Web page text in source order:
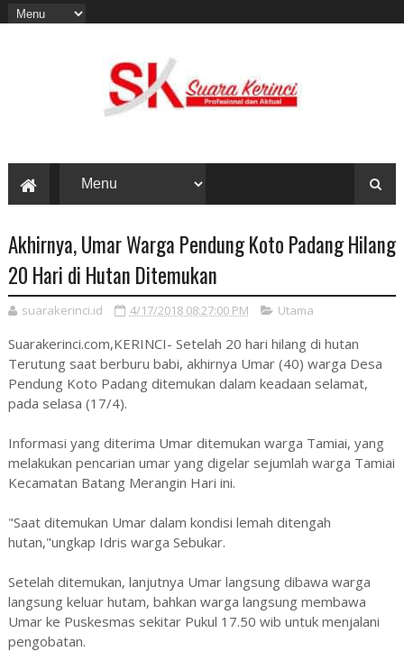
Akhirnya, Umar Warga Pendung Koto Padang Hilang
20 Hari di Hutan Ditemukan
suarakerinci.id 4/17/2018 08:27:00 PM Utama
Suarakerinci.com,KERINCI- Setelah 20 hari hilang di hutan
Terutung saat berburu babi, akhirnya Umar (40) warga Desa
Pendung Koto Padang ditemukan dalam keadaan selamat,
pada selasa (17/4).
Informasi yang diterima Umar ditemukan warga Tamiai, yang
melakukan pencarian umar yang digelar sejumlah warga Tamiai
Kecamatan Batang Merangin Hari ini.
"Saat ditemukan Umar dalam kondisi lemah ditengah
hutan,"ungkap Idris warga Sebukar.
Setelah ditemukan, lanjutnya Umar langsung dibawa warga
langsung keluar hutam, bahkan warga langsung membawa
Umar ke Puskesmas sekitar Pukul 17.50 wib untuk menjalani
pengobatan.